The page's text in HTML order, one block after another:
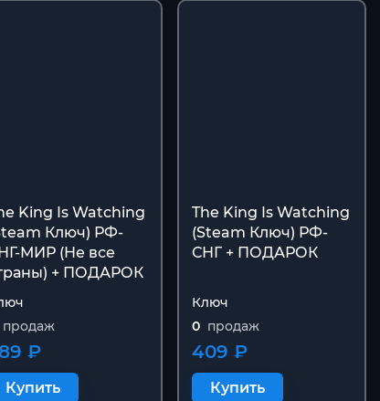
King Is Watching
Ключ) РФ-
МИР (Не все
+ ПОДАРОК
продаж
₽
Купить
The King Is Watching
(Steam Ключ) РФ-
СНГ + ПОДАРОК
Ключ
0 продаж
409 ₽
Купить